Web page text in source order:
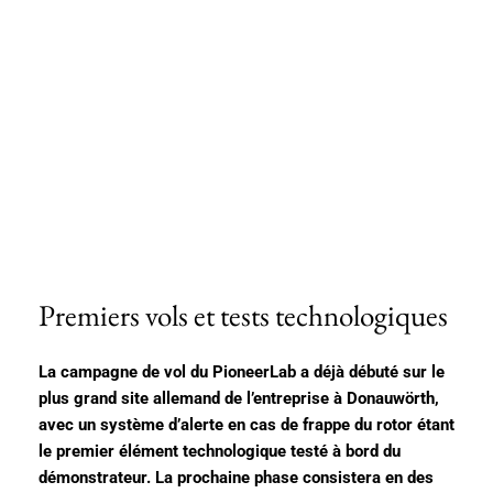
Premiers vols et tests technologiques
La campagne de vol du PioneerLab a déjà débuté sur le
plus grand site allemand de l’entreprise à Donauwörth,
avec un système d’alerte en cas de frappe du rotor étant
le premier élément technologique testé à bord du
démonstrateur. La prochaine phase consistera en des